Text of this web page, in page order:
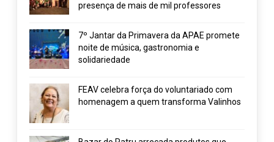
presença de mais de mil professores
7º Jantar da Primavera da APAE promete
noite de música, gastronomia e
solidariedade
FEAV celebra força do voluntariado com
homenagem a quem transforma Valinhos